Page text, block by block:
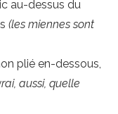
au-dessus du
(les miennes sont
plié en-dessous,
aussi, quelle